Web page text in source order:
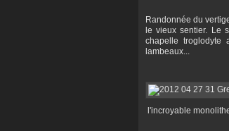
Randonnée du
le vieux sentier. Le
chapelle troglodyte
lambeaux...
l'incroyable